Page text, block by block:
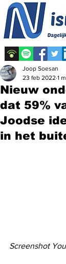
Nieuw
dat 59%
Joodse
in het
Joop Soesan
23 feb 2022 1
Screenshot